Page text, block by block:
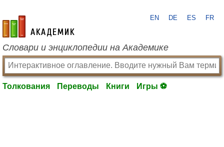
academic.ru
EN DE ES FR
Словари и энциклопедии на Академике
Толкования Переводы Книги Игры ⚽